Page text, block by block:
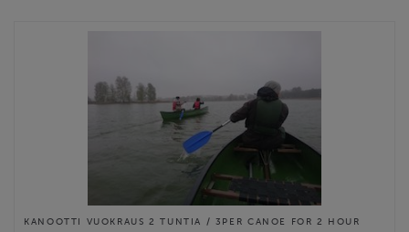
KANOOTTI VUOKRAUS 2 TUNTIA / 3PER CANOE FOR 2 HOUR